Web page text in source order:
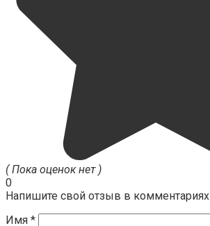
( Пока оценок нет )
0
Напишите свой отзыв в комментариях
Имя *